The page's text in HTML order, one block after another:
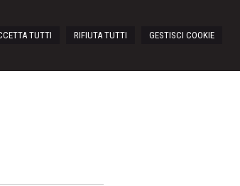
TUTTI RIFIUTA TUTTI GESTISCI COOKIE